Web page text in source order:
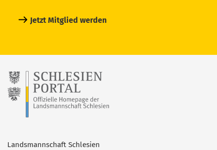
Jetzt Mitglied werden
Landsmannschaft Schlesien